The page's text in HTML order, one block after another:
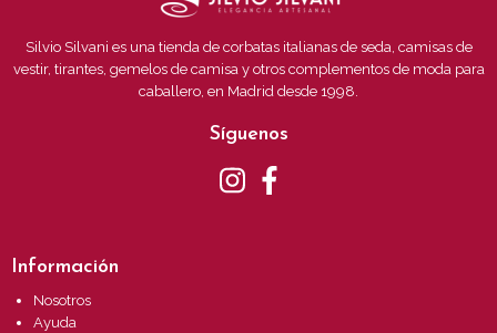
Silvio Silvani es una tienda de corbatas italianas de seda, camisas de
vestir, tirantes, gemelos de camisa y otros complementos de moda para
caballero, en Madrid desde 1998.
Síguenos
Información
Nosotros
Ayuda